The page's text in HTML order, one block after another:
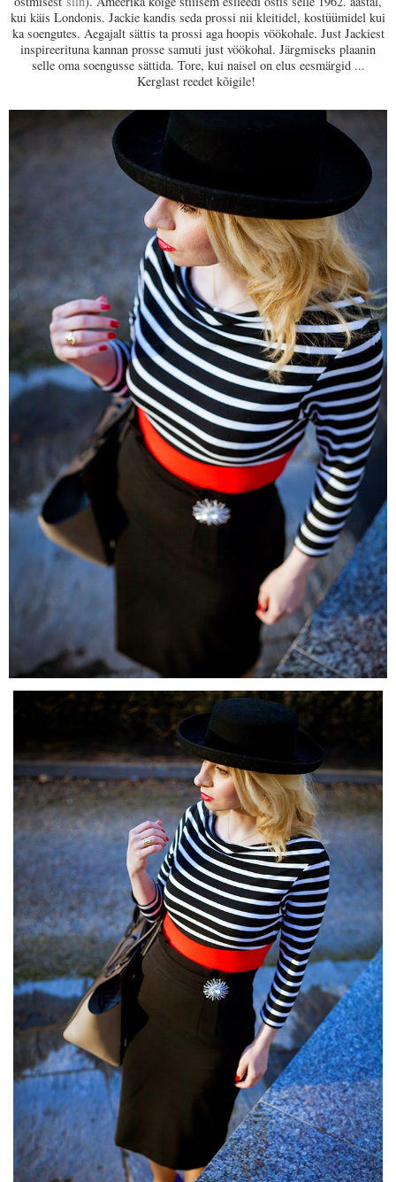
kui käis Londonis. Jackie kandis seda prossi nii kleitidel, kostüümidel kui
ka soengutes. Aegajalt sättis ta prossi aga hoopis vöökohale. Just Jackiest
inspireerituna kannan prosse samuti just vöökohal. Järgmiseks plaanin
selle oma soengusse sättida. Tore, kui naisel on elus eesmärgid ...
Kerglast reedet kõigile!